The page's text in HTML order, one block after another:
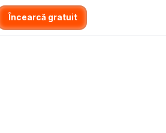
Încearcă gratuit